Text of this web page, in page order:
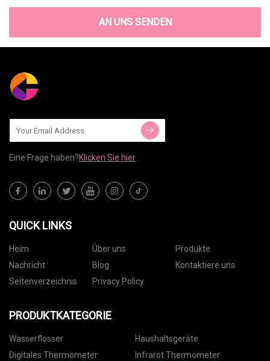
AN UNS SENDEN
Eine Frage haben?Klicken Sie hier
QUICK LINKS
Heim Über uns
Produkte
Nachricht
Blog
Kontaktiere uns
Seitenverzeichnis
Privacy Policy
PRODUKTKATEGORIE
Wasserflosser
Haushaltsgeräte
Digitales Thermometer
Infrarot Thermometer